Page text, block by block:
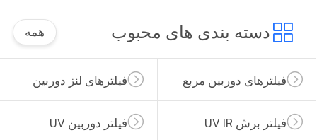
دسته بندی های محبوب همه
فیلترهای لنز دوربین فیلترهای دوربین مربع
فیلتر دوربین UV فیلتر برش UV IR